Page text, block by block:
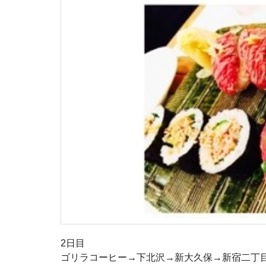
2日目
ゴリラコーヒー→下北沢→新大久保→新宿二丁